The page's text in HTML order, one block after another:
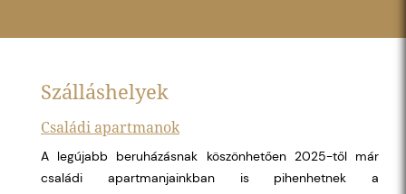
Szálláshelyek
Családi apartmanok
A legújabb beruházásnak köszönhetően 2025-től már
családi apartmanjainkban is pihenhetnek a